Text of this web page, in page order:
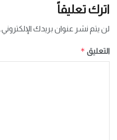
اترك تعليقاً
لن يتم نشر عنوان بريدك الإلكتروني.
التعليق *